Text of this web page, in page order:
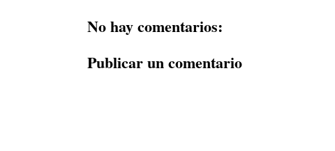
No hay comentarios:
Publicar un comentario